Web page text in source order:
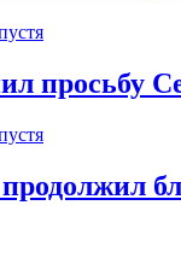
просьбу